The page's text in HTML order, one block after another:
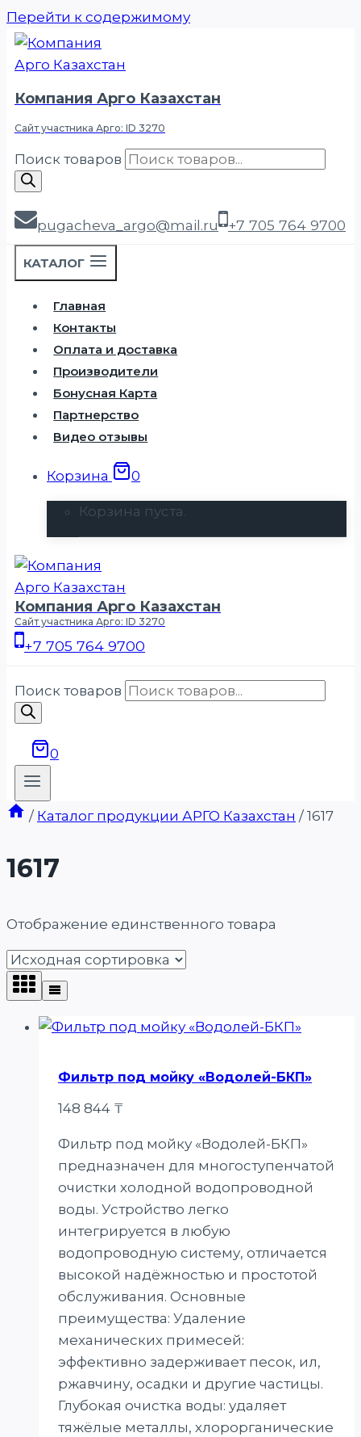
Перейти к содержимому
Компания Арго Казахстан
Сайт участника Арго: ID 3270
Поиск товаров
pugacheva_argo@mail.ru +7 705 764 9700
КАТАЛОГ
Главная
Контакты
Оплата и доставка
Производители
Бонусная Карта
Партнерство
Видео отзывы
Корзина 0
Корзина пуста.
Компания Арго Казахстан
Сайт участника Арго: ID 3270
+7 705 764 9700
Поиск товаров
0
/ Каталог продукции АРГО Казахстан / 1617
1617
Отображение единственного товара
Фильтр под мойку «Водолей-БКП»
148 844 ₸
Фильтр под мойку «Водолей-БКП»
предназначен для многоступенчатой
очистки холодной водопроводной
воды. Устройство легко
интегрируется в любую
водопроводную систему, отличается
высокой надёжностью и простотой
обслуживания. Основные
преимущества: Удаление
механических примесей:
эффективно задерживает песок, ил,
ржавчину, осадки и другие частицы.
Глубокая очистка воды: удаляет
тяжёлые металлы, хлорорганические